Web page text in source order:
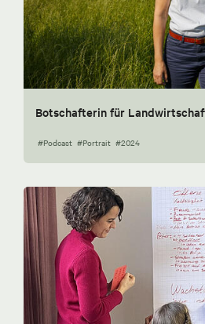
Botschafterin für
#Podcast #Portrait #2024